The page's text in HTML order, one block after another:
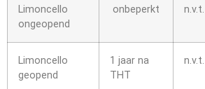
Limoncello
ongeopend
onbeperkt n.v.t.
Limoncello
geopend
1 jaar na
THT
n.v.t.